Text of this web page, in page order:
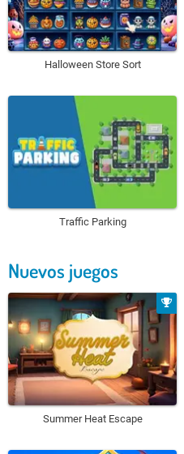
Halloween Store Sort
Traffic Parking
Nuevos juegos
Summer Heat Escape